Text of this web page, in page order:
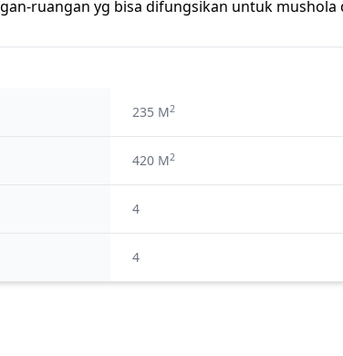
ruangan yg bisa difungsikan untuk mushola
235 M2
420 M2
4
4